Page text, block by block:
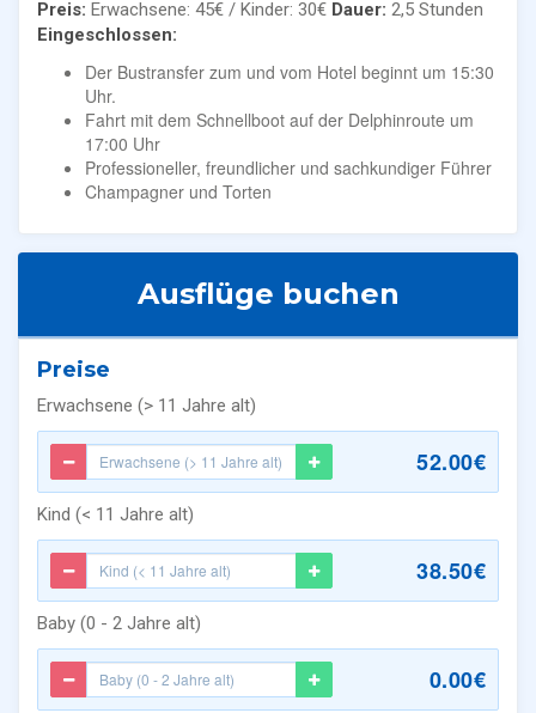
Preis: Erwachsene: 45€ / Kinder: 30€ Dauer: 2,5 Stunden
Eingeschlossen:
Der Bustransfer zum und vom Hotel beginnt um 15:30
Uhr.
Fahrt mit dem Schnellboot auf der Delphinroute um
17:00 Uhr
Professioneller, freundlicher und sachkundiger Führer
Champagner und Torten
Ausflüge buchen
Preise
Erwachsene (> 11 Jahre alt)
52.00€
Kind (< 11 Jahre alt)
38.50€
Baby (0 - 2 Jahre alt)
0.00€